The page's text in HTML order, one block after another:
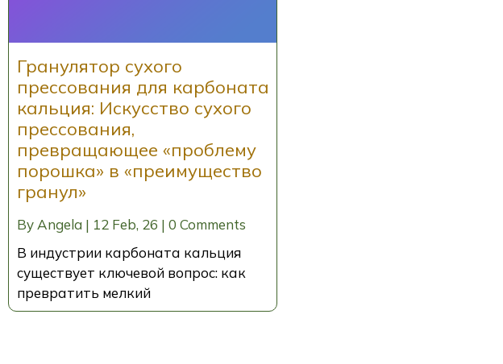
Гранулятор сухого
прессования для карбоната
кальция: Искусство сухого
прессования,
превращающее «проблему
порошка» в «преимущество
гранул»
ByAngela | 12 Feb, 26 | 0 Comments
В индустрии карбоната кальция
существует ключевой вопрос: как
превратить мелкий